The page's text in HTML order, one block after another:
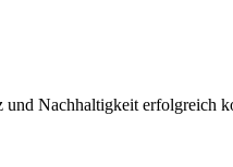
Nachhaltigkeit erfolgreich